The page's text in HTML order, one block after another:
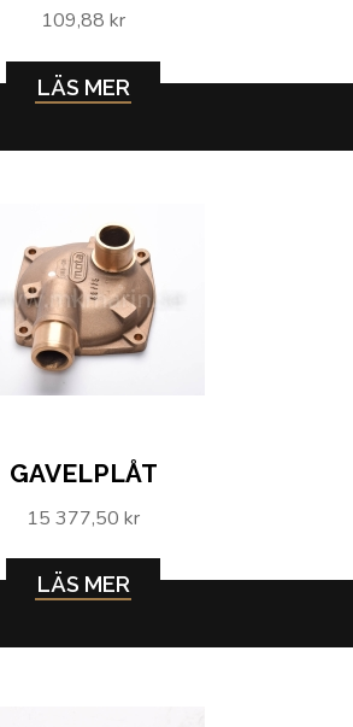
109,88 kr
LÄS MER
GAVELPLÅT
15 377,50 kr
LÄS MER